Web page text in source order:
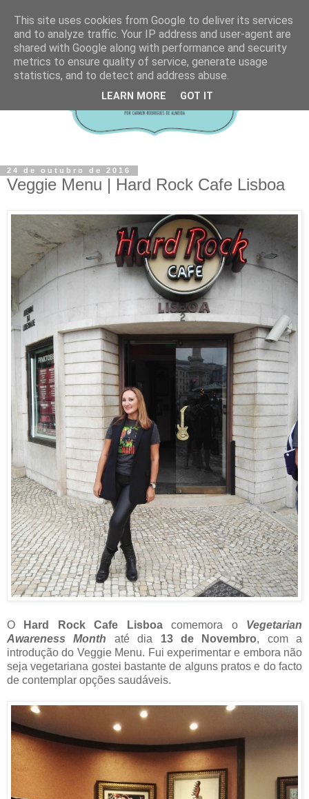
24 de outubro de 2016
Veggie Menu | Hard Rock Cafe Lisboa
O Hard Rock Cafe Lisboacomemora o Vegetarian
Awareness Month até dia 13 de Novembro, com a
introdução do Veggie Menu. Fui experimentar e embora não
seja vegetariana gostei bastante de alguns pratos e do facto
de contemplar opções saudáveis.
This site uses cookies from Google to deliver its services
and to analyze traffic. Your IP address and user-agent are
shared with Google along with performance and security
metrics to ensure quality of service, generate usage
statistics, and to detect and address abuse.
LEARN MORE GOT IT